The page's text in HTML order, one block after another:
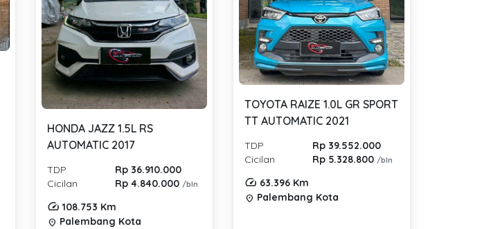
HONDA JAZZ 1.5L RS
AUTOMATIC 2017
TDP
Rp 36.910.000
Cicilan
Rp 4.840.000/bln
108.753 Km
location_on Palembang Kota
TOYOTA RAIZE 1.0L GR SPORT
TT AUTOMATIC 2021
TDP
Rp 39.552.000
Cicilan
Rp 5.328.800/bln
63.396 Km
location_on Palembang Kota